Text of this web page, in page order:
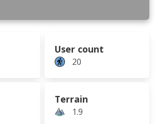
User count
20
Terrain
1.9